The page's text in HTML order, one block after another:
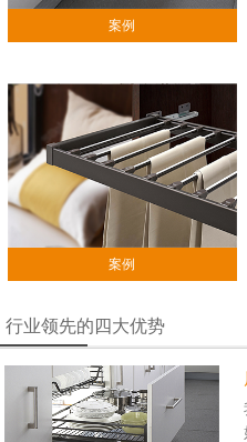
案例
案例
行业领先的四大优势